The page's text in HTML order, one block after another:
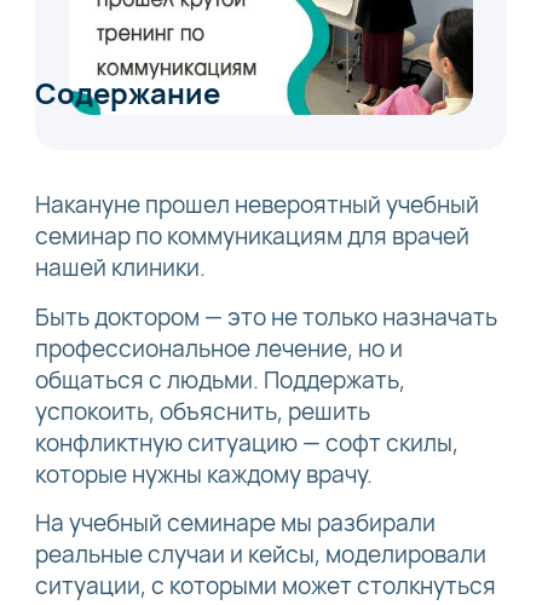
Содержание
Накануне прошел невероятный учебный
семинар по коммуникациям для врачей
нашей клиники.
Быть доктором — это не только назначать
профессиональное лечение, но и
общаться с людьми. Поддержать,
успокоить, объяснить, решить
конфликтную ситуацию — софт скилы,
которые нужны каждому врачу.
На учебный семинаре мы разбирали
реальные случаи и кейсы, моделировали
ситуации, с которыми может столкнуться